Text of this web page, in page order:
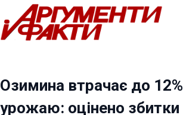
Перейти
до
вмісту
Озимина втрачає до 12%
урожаю: оцінено збитки